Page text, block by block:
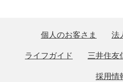
個人のお客さま
法
ライフガイド
三井住友
採用情